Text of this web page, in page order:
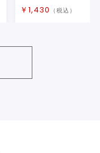
￥ 1,430 （税込）